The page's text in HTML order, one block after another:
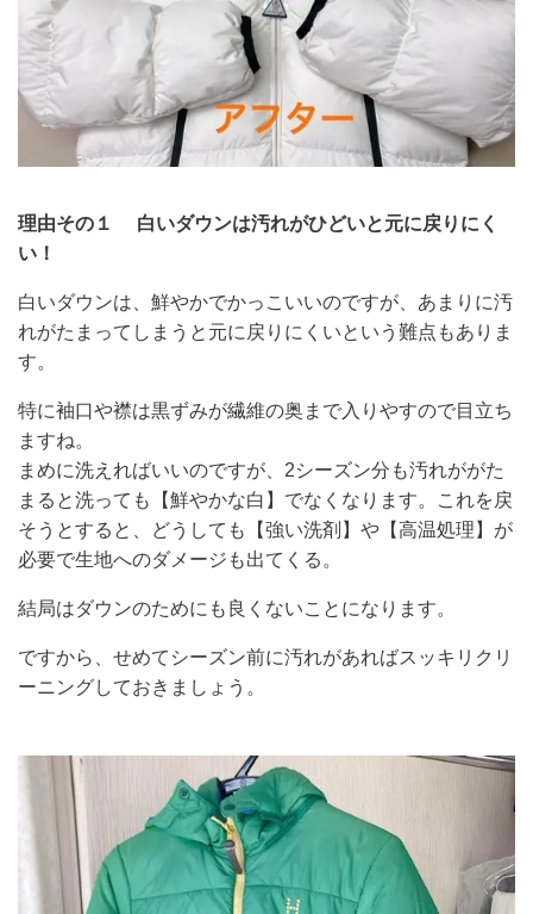
理由その１ 白いダウンは汚れがひどいと元に戻りにく
い！
白いダウンは、鮮やかでかっこいいのですが、あまりに汚
れがたまってしまうと元に戻りにくいという難点もありま
す。
特に袖口や襟は黒ずみが繊維の奥まで入りやすので目立ち
ますね。
まめに洗えればいいのですが、2シーズン分も汚れががた
まると洗っても【鮮やかな白】でなくなります。これを戻
そうとすると、どうしても【強い洗剤】や【高温処理】が
必要で生地へのダメージも出てくる。
結局はダウンのためにも良くないことになります。
ですから、せめてシーズン前に汚れがあればスッキリクリ
ーニングしておきましょう。